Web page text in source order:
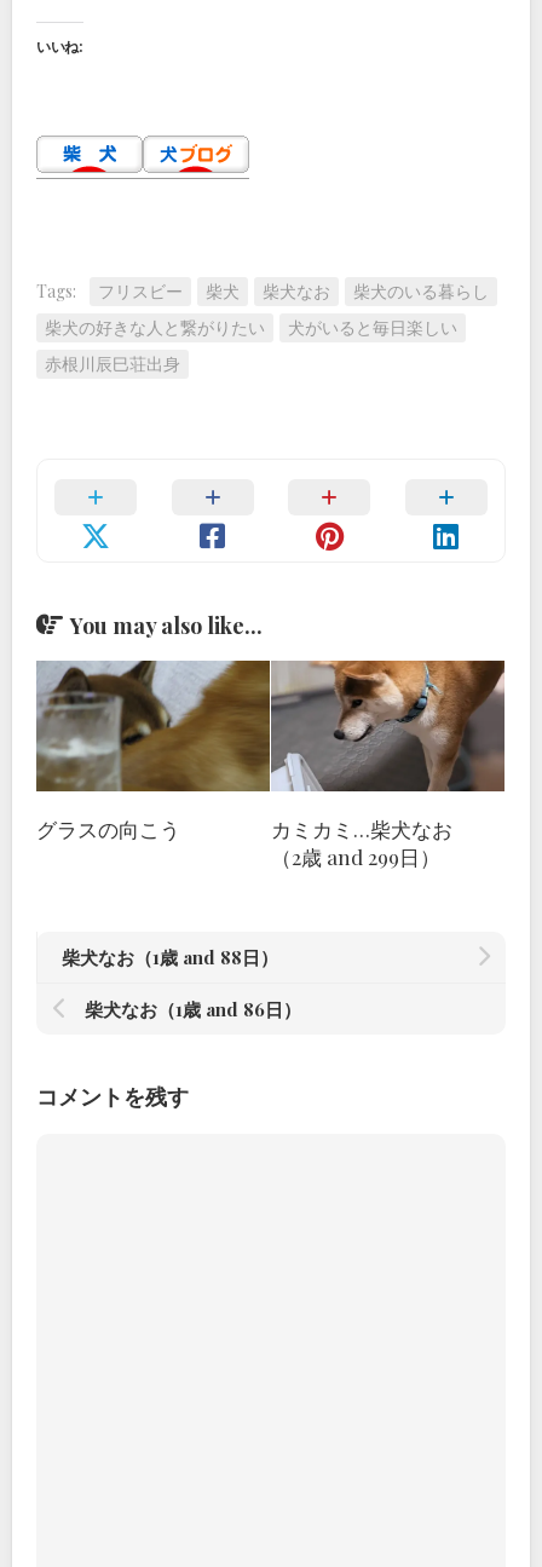
いいね:
Tags: フリスビー 柴犬 柴犬なお
柴犬のいる暮らし
柴犬の好きな人と繋がりたい
犬がいると毎日楽しい
赤根川辰巳荘出身
You may also like...
グラスの向こう
カミカミ…柴犬なお
（2歳 and 299日）
柴犬なお（1歳 and 88日）
柴犬なお（1歳 and 86日）
コメントを残す